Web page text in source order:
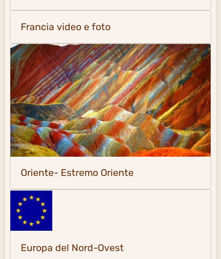
Francia video e foto
Oriente- Estremo Oriente
Europa del Nord-Ovest